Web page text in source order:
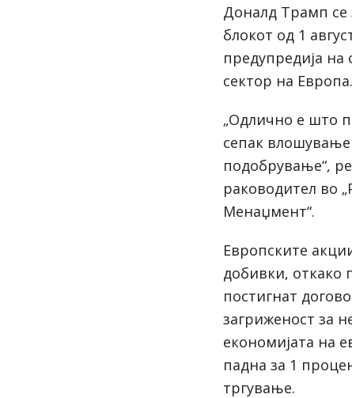
Доналд Трамп се
блокот од 1
предупредија на
сектор на Европа.
„Одлично е што
сепак
подобрување“,
раководител во
Менаџмент“.
Европските
добивки, откако
постигнат
загриженост за
економијата на
падна за 1
тргување.